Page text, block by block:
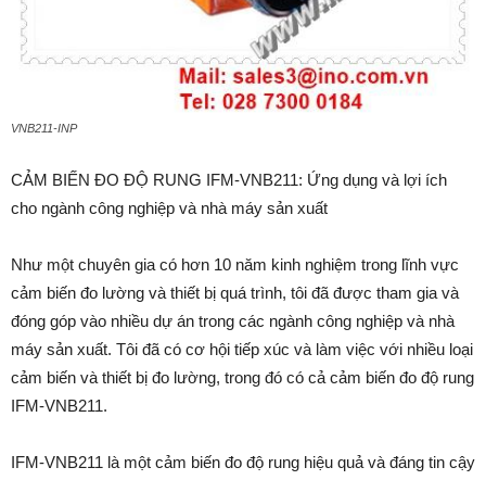
VNB211-INP
CẢM BIẾN ĐO ĐỘ RUNG IFM-VNB211: Ứng dụng và lợi ích
cho ngành công nghiệp và nhà máy sản xuất
Như một chuyên gia có hơn 10 năm kinh nghiệm trong lĩnh vực
cảm biến đo lường và thiết bị quá trình, tôi đã được tham gia và
đóng góp vào nhiều dự án trong các ngành công nghiệp và nhà
máy sản xuất. Tôi đã có cơ hội tiếp xúc và làm việc với nhiều loại
cảm biến và thiết bị đo lường, trong đó có cả cảm biến đo độ rung
IFM-VNB211.
IFM-VNB211 là một cảm biến đo độ rung hiệu quả và đáng tin cậy